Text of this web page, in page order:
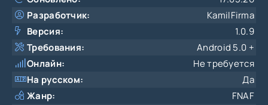
Разработчик:
KamilFirma
Версия:
1.0.9
Требования:
Android 5.0 +
Онлайн:
Не требуется
На русском:
Да
Жанр:
FNAF